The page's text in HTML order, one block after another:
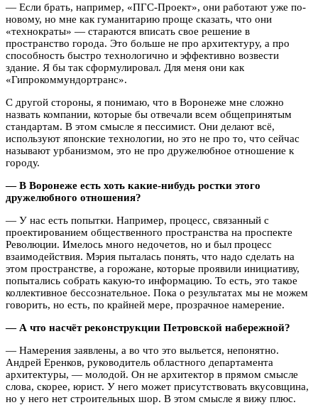
— Если брать, например, «ПГС-Проект», они работают уже по-
новому, но мне как гуманитарию проще сказать, что они
«технократы» — стараются вписать свое решение в
пространство города. Это больше не про архитектуру, а про
способность быстро технологично и эффективно возвести
здание. Я бы так сформулировал. Для меня они как
«Гипрокоммундортранс».
С другой стороны, я понимаю, что в Воронеже мне сложно
назвать компании, которые бы отвечали всем общепринятым
стандартам. В этом смысле я пессимист. Они делают всё,
используют японские технологии, но это не про то, что сейчас
называют урбанизмом, это не про дружелюбное отношение к
городу.
— В Воронеже есть хоть какие-нибудь ростки этого
дружелюбного отношения?
— У нас есть попытки. Например, процесс, связанный с
проектированием общественного пространства на проспекте
Революции. Имелось много недочетов, но и был процесс
взаимодействия. Мэрия пыталась понять, что надо сделать на
этом пространстве, а горожане, которые проявили инициативу,
попытались собрать какую-то информацию. То есть, это такое
коллективное бессознательное. Пока о результатах мы не можем
говорить, но есть, по крайней мере, прозрачное намерение.
— А что насчёт реконструкции Петровской набережной?
— Намерения заявлены, а во что это выльется, непонятно.
Андрей Еренков, руководитель областного департамента
архитектуры, — молодой. Он не архитектор в прямом смысле
слова, скорее, юрист. У него может присутствовать вкусовщина,
но у него нет строительных шор. В этом смысле я вижу плюс.